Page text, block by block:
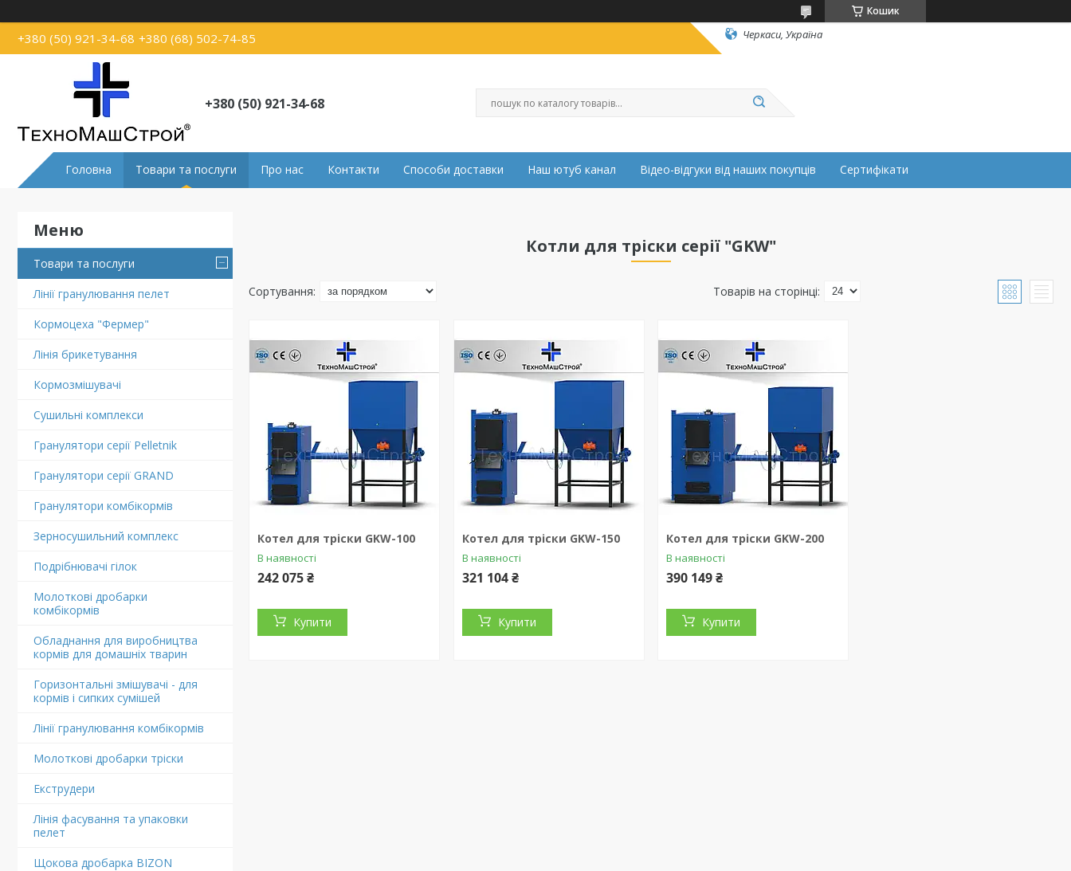
Кошик
+380 (50) 921-34-68 +380 (68) 502-74-85 Черкаси, Україна
+380 (50) 921-34-68
Головна Товари та послуги Про нас Контакти Способи доставки Наш ютуб канал Відео-відгуки від наших покупців Сертифікати
Товари та послуги
Лінії гранулювання пелет
Кормоцеха "Фермер"
Лінія брикетування
Кормозмішувачі
Сушильні комплекси
Гранулятори серії Pelletnik
Гранулятори серії GRAND
Гранулятори комбікормів
Зерносушильний комплекс
Подрібнювачі гілок
Молоткові дробарки
комбікормів
Обладнання для виробництва
кормів для домашніх тварин
Горизонтальні змішувачі - для
кормів і сипких сумішей
Лінії гранулювання комбікормів
Молоткові дробарки тріски
Екструдери
Лінія фасування та упаковки
пелет
Щокова дробарка BIZON
Котли для тріски серії "GKW"
Котел для тріски GKW-100
В наявності
242 075 ₴
Купити
Котел для тріски GKW-150
В наявності
321 104 ₴
Купити
Котел для тріски GKW-200
В наявності
390 149 ₴
Купити